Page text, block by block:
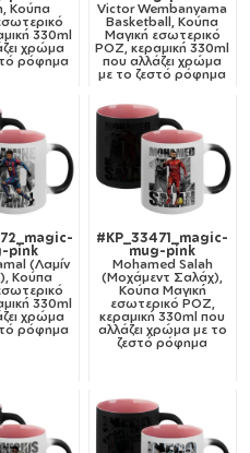
Κούπα
330ml
χρώμα
ρόφημα
Victor Wembanyama
Basketball, Κούπα
Μαγική εσωτερικό
ΡΟΖ, κεραμική 330ml
που αλλάζει χρώμα
με το ζεστό ρόφημα
pink
(Λαμίν
Κούπα
330ml
χρώμα
ρόφημα
#KP_33471_magic-
mug-pink
Mohamed Salah
(Μοχάμεντ Σαλάχ),
Κούπα Μαγική
εσωτερικό ΡΟΖ,
κεραμική 330ml που
αλλάζει χρώμα με το
ζεστό ρόφημα